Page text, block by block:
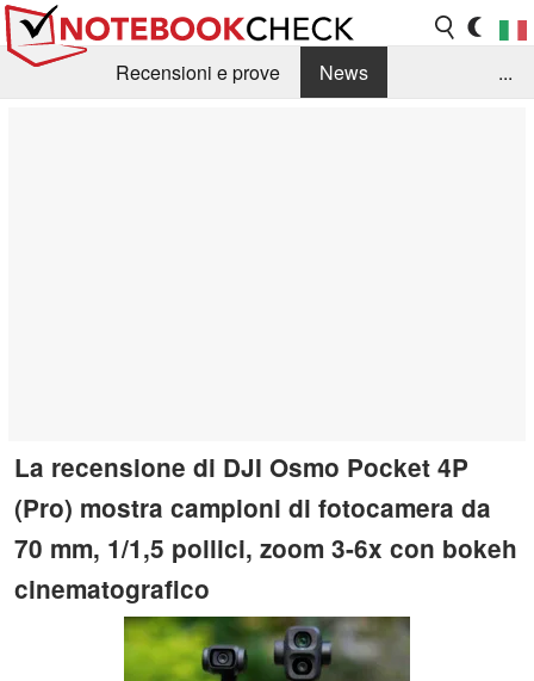
Recensioni e prove
News
...
La recensione di DJI Osmo Pocket 4P
(Pro) mostra campioni di fotocamera da
70 mm, 1/1,5 pollici, zoom 3-6x con bokeh
cinematografico